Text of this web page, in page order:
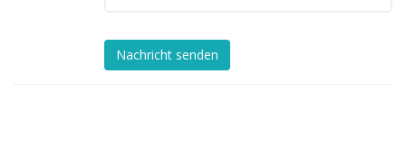
Nachricht senden